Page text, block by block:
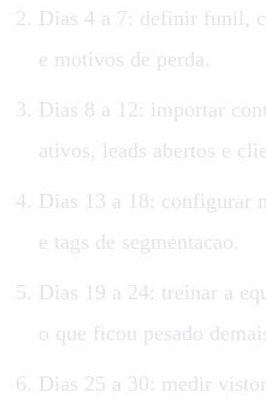
Dias 4 a 7: definir funil,
e motivos de perda.
Dias 8 a 12: importar
ativos, leads abertos e
Dias 13 a 18: configurar
e tags de segmentacao.
Dias 19 a 24: treinar a
o que ficou pesado
Dias 25 a 30: medir